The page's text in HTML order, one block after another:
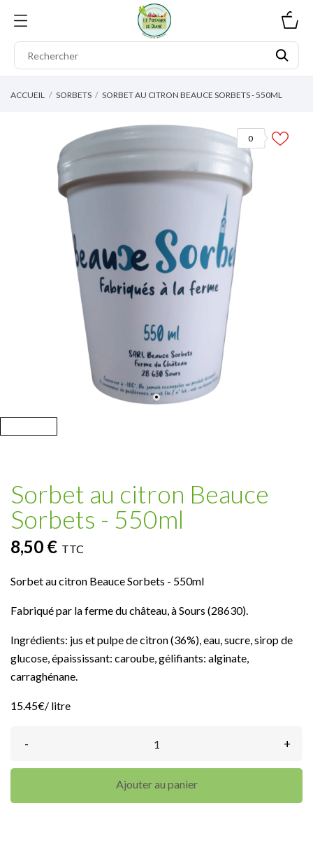
ACCUEIL SORBETS SORBET AU CITRON BEAUCE SORBETS - 550ML
0
Sorbet au citron Beauce
Sorbets - 550ml
8,50 € TTC
Sorbet au citron Beauce Sorbets - 550ml
Fabriqué par la ferme du château, à Sours (28630).
Ingrédients: jus et pulpe de citron (36%), eau, sucre, sirop de
glucose, épaississant: caroube, gélifiants: alginate,
carraghénane.
15.45€/ litre
- +
Ajouter au panier